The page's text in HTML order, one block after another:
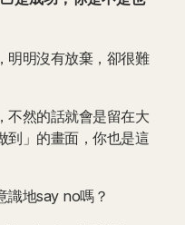
明明沒有放棄，卻很難
不然的話就會是留在大
到」的畫面，你也是這
識地say no嗎？